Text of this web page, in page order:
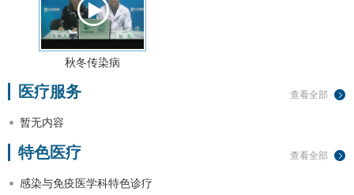
秋冬传染病
查看全部
医疗服务
暂无内容
查看全部
特色医疗
感染与免疫医学科特色诊疗